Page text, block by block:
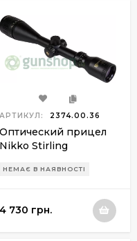
АРТИКУЛ: 2374.00.36
Оптический прицел
Nikko Stirling
подсветкой
НЕМАЄ В НАЯВНОСТІ
4 730 грн.